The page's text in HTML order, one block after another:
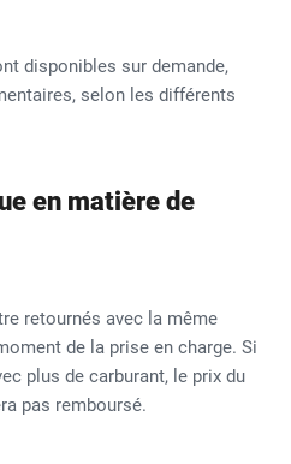
disponibles sur demande,
selon les différents
en matière de
retournés avec la même
de la prise en charge. Si
plus de carburant, le prix du
pas remboursé.